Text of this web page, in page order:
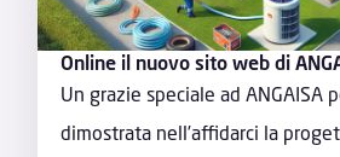
Online il nuovo sito web di
Un grazie speciale ad ANGAISA
dimostrata nell’affidarci la